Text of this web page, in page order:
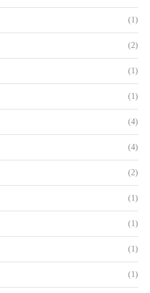
(1)
(2)
(1)
(1)
(4)
(4)
(2)
(1)
(1)
(1)
(1)